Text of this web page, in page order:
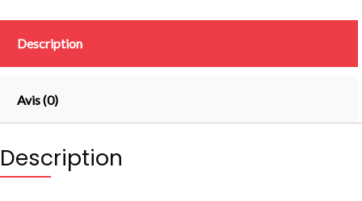
Description
Avis (0)
Description